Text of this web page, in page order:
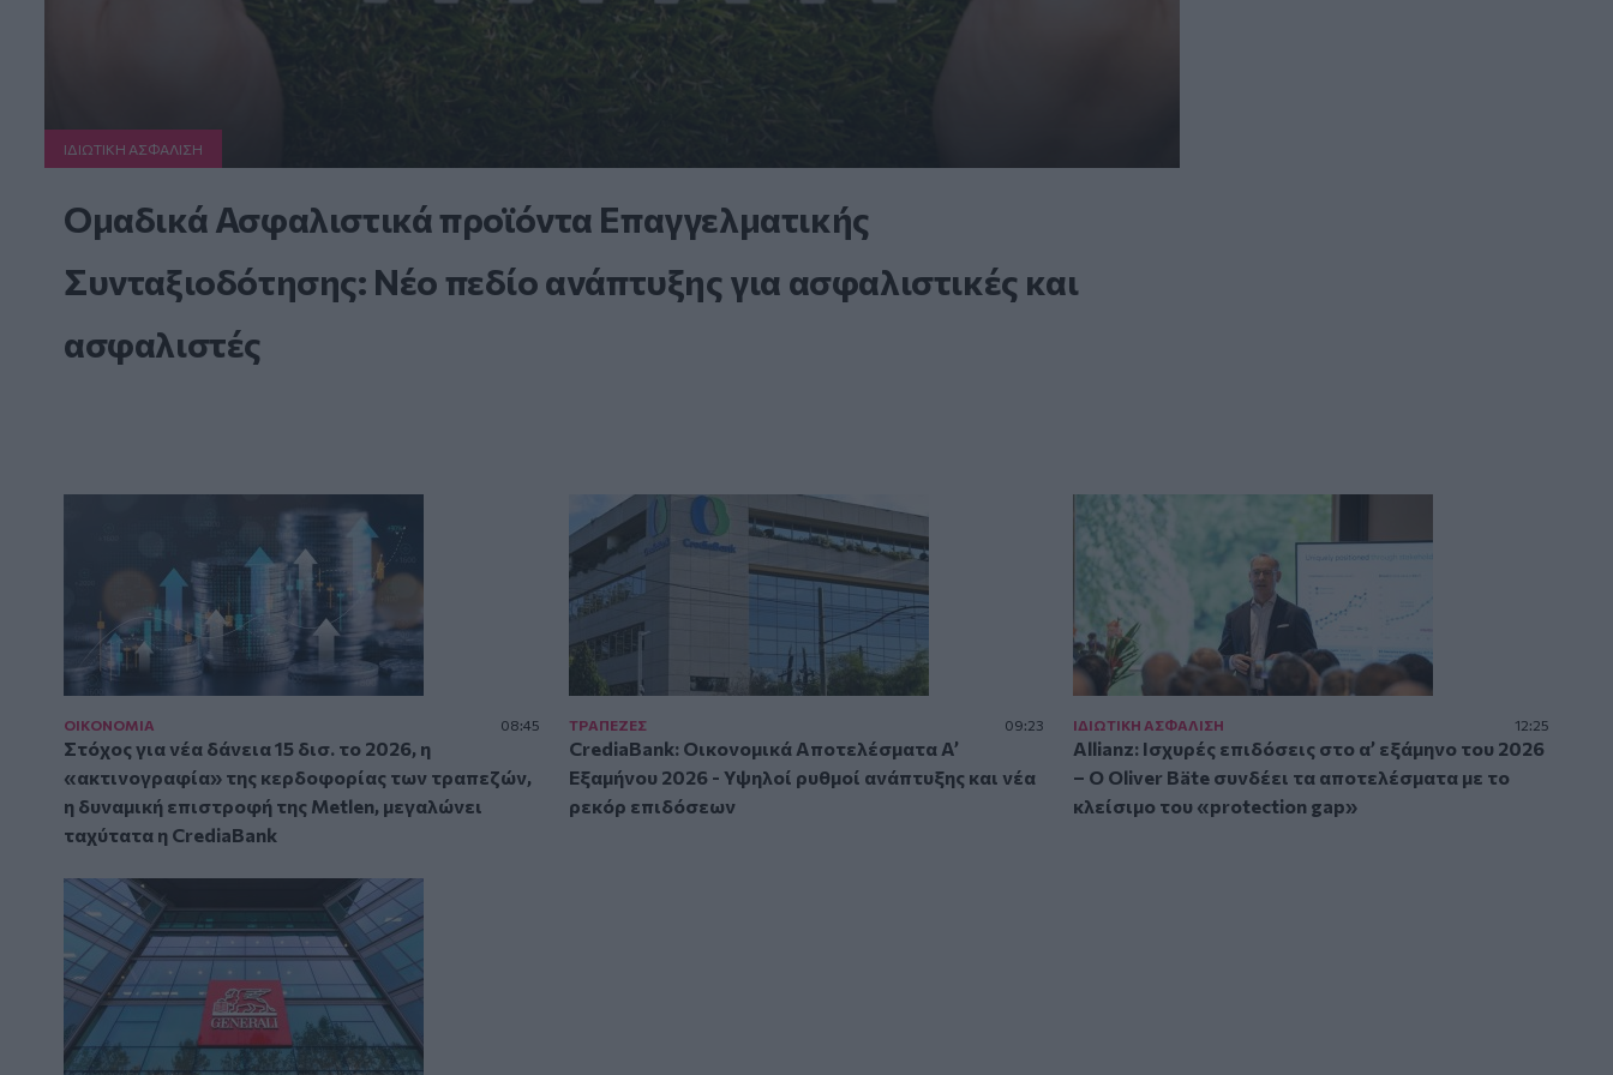
ΙΔΙΩΤΙΚΗ ΑΣΦAΛΙΣΗ
Ομαδικά Ασφαλιστικά προϊόντα Επαγγελματικής
Συνταξιοδότησης: Νέο πεδίο ανάπτυξης για ασφαλιστικές και
ασφαλιστές
ΟΙΚΟΝΟΜΙΑ 08:45
Στόχος για νέα δάνεια 15 δισ. το 2026, η
«ακτινογραφία» της κερδοφορίας των τραπεζών,
η δυναμική επιστροφή της Metlen, μεγαλώνει
ταχύτατα η CrediaBank
ΤΡAΠΕΖΕΣ 09:23
CrediaBank: Οικονομικά Αποτελέσματα A’
Εξαμήνου 2026 - Υψηλοί ρυθμοί ανάπτυξης και νέα
ρεκόρ επιδόσεων
ΙΔΙΩΤΙΚΗ ΑΣΦAΛΙΣΗ 12:25
Allianz: Ισχυρές επιδόσεις στο α’ εξάμηνο του 2026
– Ο Oliver Bäte συνδέει τα αποτελέσματα με το
κλείσιμο του «protection gap»